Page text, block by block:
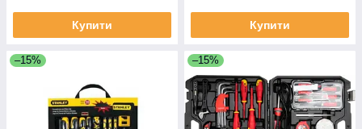
Купити Купити
–15% –15%